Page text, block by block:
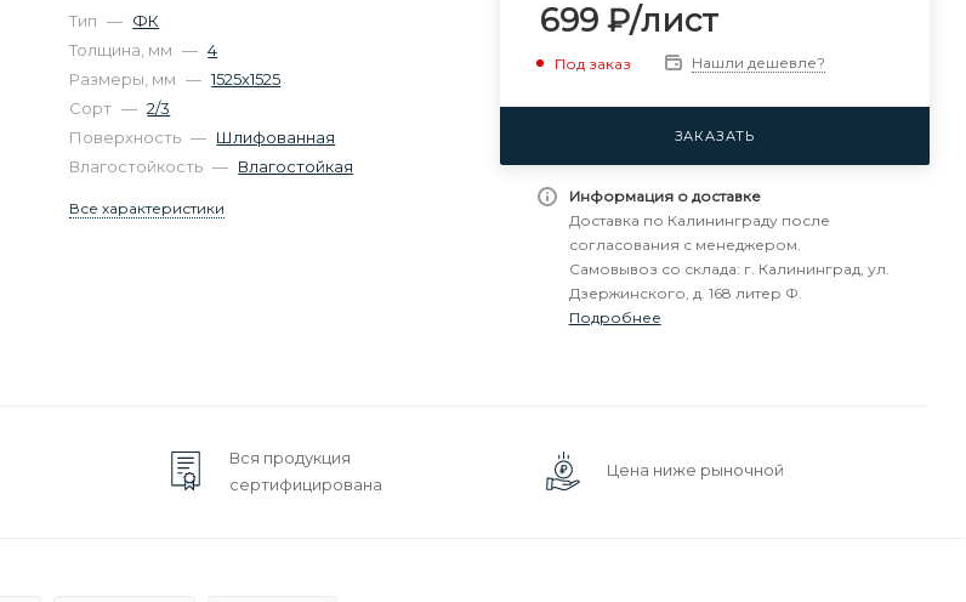
Тип — ФК
Толщина, мм — 4
Размеры, мм — 1525х1525
Сорт — 2/3
Поверхность — Шлифованная
Влагостойкость — Влагостойкая
Все характеристики
699₽/лист
Под заказ Нашли дешевле?
ЗАКАЗАТЬ
Информация о доставке
Доставка по Калининграду после
согласования с менеджером.
Самовывоз со склада: г. Калининград, ул.
Дзержинского, д. 168 литер Ф.
Подробнее
Вся продукция
сертифицирована
Цена ниже рыночной